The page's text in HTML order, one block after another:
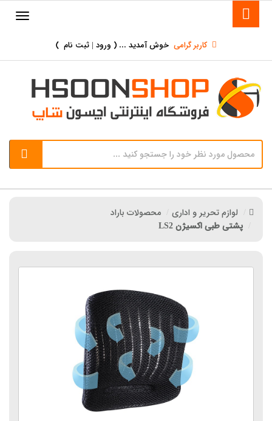
کاربر گرامی خوش آمدید ... ( ورود | ثبت نام )
لوازم تحریر و اداری
محصولات باراد
پشتی طبی اکسیژن LS2